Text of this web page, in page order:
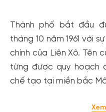
Thành phố bắt đầu
tháng 10 năm 1961 với
chính của Liên Xô. Tên
từng được quy hoạch
chế tạo tại miền bắc